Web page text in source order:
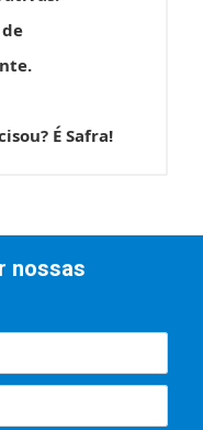
É Safra!
nossas